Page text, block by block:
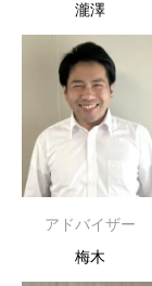
瀧澤
アドバイザー
梅木